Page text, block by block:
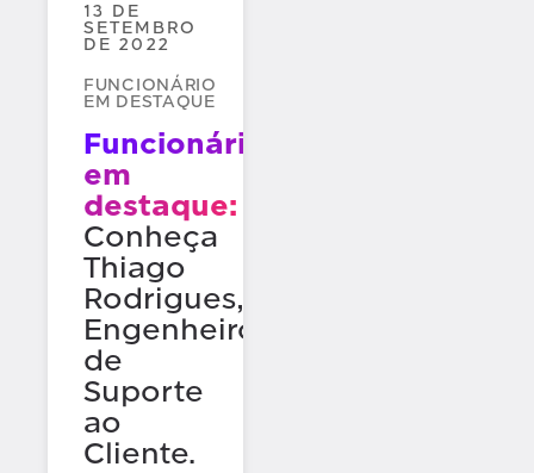
Inteligência de Dados
Privacidade e Conformidade
Segurança
Funcionário
em
destaque:
Conheça
Thiago
Rodrigues,
Engenheiro
de
Suporte
ao
Cliente.
13 DE
SETEMBRO
DE 2022
FUNCIONÁRIO
EM DESTAQUE